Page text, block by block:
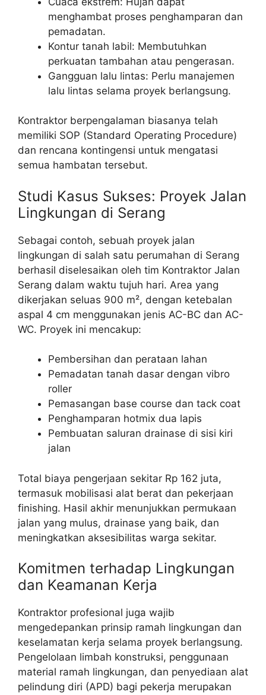
menghambat proses penghamparan dan
pemadatan.
Kontur tanah labil: Membutuhkan
perkuatan tambahan atau pengerasan.
Gangguan lalu lintas: Perlu manajemen
lalu lintas selama proyek berlangsung.
Kontraktor berpengalaman biasanya telah
memiliki SOP (Standard Operating Procedure)
dan rencana kontingensi untuk mengatasi
semua hambatan tersebut.
Studi Kasus Sukses: Proyek Jalan
Lingkungan di Serang
Sebagai contoh, sebuah proyek jalan
lingkungan di salah satu perumahan di Serang
berhasil diselesaikan oleh tim Kontraktor Jalan
Serang dalam waktu tujuh hari. Area yang
dikerjakan seluas 900 m², dengan ketebalan
aspal 4 cm menggunakan jenis AC-BC dan AC-
WC. Proyek ini mencakup:
Pembersihan dan perataan lahan
Pemadatan tanah dasar dengan vibro
roller
Pemasangan base course dan tack coat
Penghamparan hotmix dua lapis
Pembuatan saluran drainase di sisi kiri
jalan
Total biaya pengerjaan sekitar Rp 162 juta,
termasuk mobilisasi alat berat dan pekerjaan
finishing. Hasil akhir menunjukkan permukaan
jalan yang mulus, drainase yang baik, dan
meningkatkan aksesibilitas warga sekitar.
Komitmen terhadap Lingkungan
dan Keamanan Kerja
Kontraktor profesional juga wajib
mengedepankan prinsip ramah lingkungan dan
keselamatan kerja selama proyek berlangsung.
Pengelolaan limbah konstruksi, penggunaan
material ramah lingkungan, dan penyediaan alat
pelindung diri (APD) bagi pekerja merupakan